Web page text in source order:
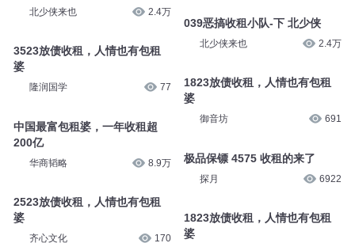
北少侠来也 2.4万
3523放债收租，人情也有包租
婆
隆润国学 77
中国最富包租婆，一年收租超
200亿
华商韬略 8.9万
2523放债收租，人情也有包租
婆
齐心文化 170
039恶搞收租小队-下 北少侠
北少侠来也 2.4万
1823放债收租，人情也有包租
婆
御音坊 691
极品保镖 4575 收租的来了
探月 6922
1823放债收租，人情也有包租
婆